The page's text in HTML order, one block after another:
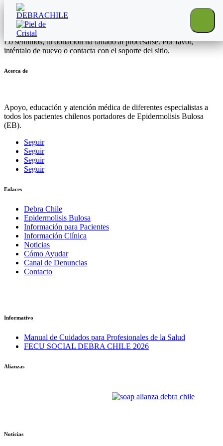
Donación fallida
Lo sentimos, tu donación ha fallado al procesarse. Por favor,
inténtalo de nuevo o contacta con el soporte del sitio.
Acerca de
Apoyo, educación y atención médica de diferentes especialistas a
todos los pacientes chilenos portadores de Epidermolisis Bulosa
(EB).
Seguir
Seguir
Seguir
Seguir
Enlaces
Debra Chile
Epidermolisis Bulosa
Información para Pacientes
Información Clínica
Noticias
Cómo Ayudar
Canal de Denuncias
Contacto
Informativo
Manual de Cuidados para Profesionales de la Salud
FECU SOCIAL DEBRA CHILE 2026
Alianzas
Noticias